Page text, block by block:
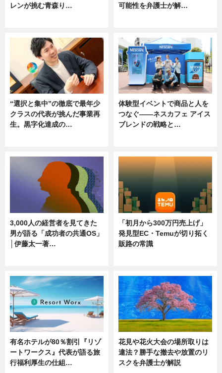
レンが挑む青森り…
可能性を弁護士が解…
“選択と集中”の徹底で最年少
クラスの代表が挑んだ事業再
生。黒字化達成の…
体験型イベントで商品と人を
つなぐ――ネスカフェ アイス
ブレンドの戦略と…
3,000人の経営者を見てきた
男が語る「成功者の共通OS」
│伊藤太一著…
「初月から300万円売上げ」
発見型EC・Temuが切り拓く
販路の常識
有名ホテルが80％割引『リゾ
ートワークス』代表が語る旅
行福利厚生の仕組…
花見や花火大会の場所取りは
違法？勝手な撤去や放置のリ
スクを弁護士が解説